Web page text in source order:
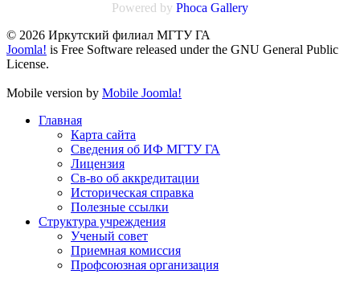
Powered by Phoca Gallery
© 2026 Иркутский филиал МГТУ ГА
Joomla! is Free Software released under the GNU General Public
License.
Mobile version by Mobile Joomla!
Главная
Карта сайта
Сведения об ИФ МГТУ ГА
Лицензия
Св-во об аккредитации
Историческая справка
Полезные ссылки
Структура учреждения
Ученый совет
Приемная комиссия
Профсоюзная организация